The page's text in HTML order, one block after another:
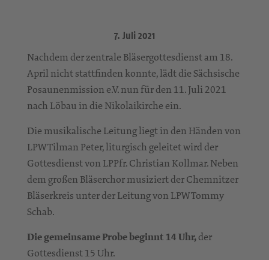
7. Juli 2021
Nachdem der zentrale Bläsergottesdienst am 18.
April nicht stattfinden konnte, lädt die Sächsische
Posaunenmission e.V. nun für den 11. Juli 2021
nach Löbau in die Nikolaikirche ein.
Die musikalische Leitung liegt in den Händen von
LPW Tilman Peter, liturgisch geleitet wird der
Gottesdienst von LPPfr. Christian Kollmar. Neben
dem großen Bläserchor musiziert der Chemnitzer
Bläserkreis unter der Leitung von LPW Tommy
Schab.
Die gemeinsame Probe beginnt 14 Uhr,der
Gottesdienst 15 Uhr.